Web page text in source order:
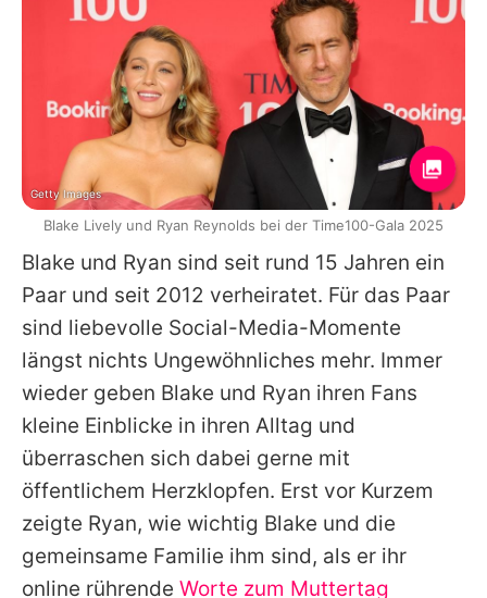
Blake und Ryan sind seit rund 15 Jahren ein
Paar und seit 2012 verheiratet. Für das Paar
sind liebevolle Social-Media-Momente
längst nichts Ungewöhnliches mehr. Immer
wieder geben Blake und Ryan ihren Fans
kleine Einblicke in ihren Alltag und
überraschen sich dabei gerne mit
öffentlichem Herzklopfen. Erst vor Kurzem
zeigte Ryan, wie wichtig Blake und die
gemeinsame Familie ihm sind, als er ihr
online rührende Worte zum Muttertag
Getty Images
Blake Lively und Ryan Reynolds bei der Time100-Gala 2025